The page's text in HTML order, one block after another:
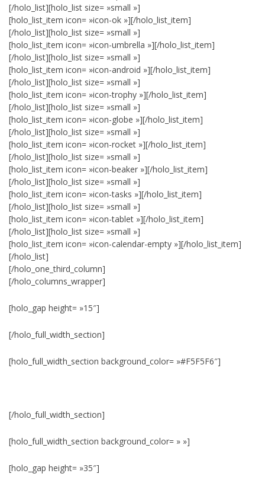
[/holo_list][holo_list size= »small »]
[holo_list_item icon= »icon-ok »][/holo_list_item]
[/holo_list][holo_list size= »small »]
[holo_list_item icon= »icon-umbrella »][/holo_list_item]
[/holo_list][holo_list size= »small »]
[holo_list_item icon= »icon-android »][/holo_list_item]
[/holo_list][holo_list size= »small »]
[holo_list_item icon= »icon-trophy »][/holo_list_item]
[/holo_list][holo_list size= »small »]
[holo_list_item icon= »icon-globe »][/holo_list_item]
[/holo_list][holo_list size= »small »]
[holo_list_item icon= »icon-rocket »][/holo_list_item]
[/holo_list][holo_list size= »small »]
[holo_list_item icon= »icon-beaker »][/holo_list_item]
[/holo_list][holo_list size= »small »]
[holo_list_item icon= »icon-tasks »][/holo_list_item]
[/holo_list][holo_list size= »small »]
[holo_list_item icon= »icon-tablet »][/holo_list_item]
[/holo_list][holo_list size= »small »]
[holo_list_item icon= »icon-calendar-empty »][/holo_list_item]
[/holo_list]
[/holo_one_third_column]
[/holo_columns_wrapper]
[holo_gap height= »15″]
[/holo_full_width_section]
[holo_full_width_section background_color= »#F5F5F6″]
[/holo_full_width_section]
[holo_full_width_section background_color= » »]
[holo_gap height= »35″]